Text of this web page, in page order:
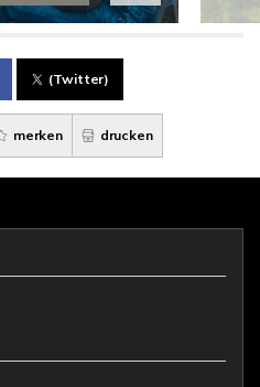
(Twitter)
merken drucken